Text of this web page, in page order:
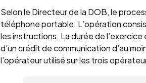
Selon le Directeur de la DOB, le
téléphone portable. L’opération
les instructions. La durée de
d’un crédit de communication d’au
l’opérateur utilisé sur les trois